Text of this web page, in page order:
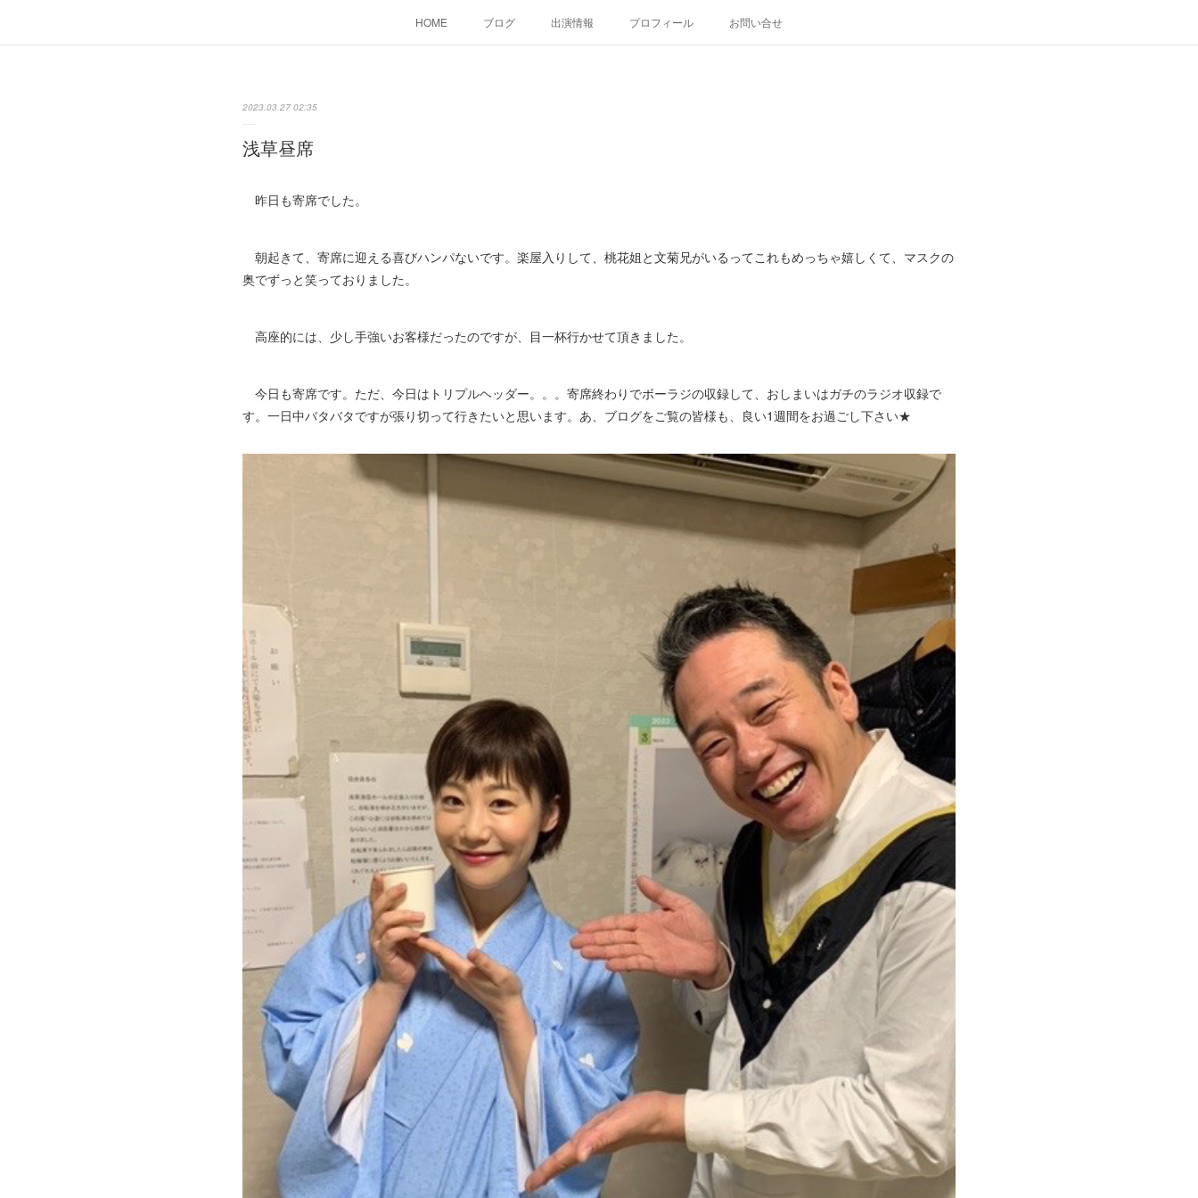
HOME ブログ 出演情報 プロフィール お問い合せ
2023.03.27 02:35
浅草昼席
昨日も寄席でした。
朝起きて、寄席に迎える喜びハンパないです。楽屋入りして、桃花姐と文菊兄がいるってこれもめっちゃ嬉しくて、マスクの
奥でずっと笑っておりました。
高座的には、少し手強いお客様だったのですが、目一杯行かせて頂きました。
今日も寄席です。ただ、今日はトリプルヘッダー。。。寄席終わりでボーラジの収録して、おしまいはガチのラジオ収録で
す。一日中バタバタですが張り切って行きたいと思います。あ、ブログをご覧の皆様も、良い1週間をお過ごし下さい★